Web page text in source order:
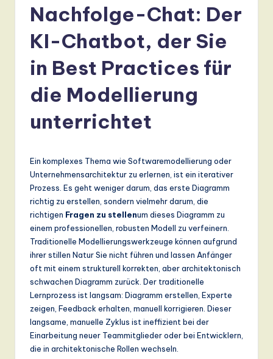
m
T
in
Nachfolge-Chat: Der
KI-Chatbot, der Sie
in Best Practices für
die Modellierung
unterrichtet
Ein komplexes Thema wie Softwaremodellierung oder
Unternehmensarchitektur zu erlernen, ist ein iterativer
Prozess. Es geht weniger darum, das erste Diagramm
richtig zu erstellen, sondern vielmehr darum, die
richtigen Fragen zu stellenum dieses Diagramm zu
einem professionellen, robusten Modell zu verfeinern.
Traditionelle Modellierungswerkzeuge können aufgrund
ihrer stillen Natur Sie nicht führen und lassen Anfänger
oft mit einem strukturell korrekten, aber architektonisch
schwachen Diagramm zurück. Der traditionelle
Lernprozess ist langsam: Diagramm erstellen, Experte
zeigen, Feedback erhalten, manuell korrigieren. Dieser
langsame, manuelle Zyklus ist ineffizient bei der
Einarbeitung neuer Teammitglieder oder bei Entwicklern,
die in architektonische Rollen wechseln.